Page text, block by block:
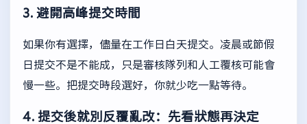
3. 避開高峰提交時間
如果你有選擇，儘量在工作日白天提交。凌晨或節假
日提交不是不能成，只是審核隊列和人工覆核可能會
慢一些。把提交時段選好，你就少吃一點等待。
4. 提交後就別反覆亂改：先看狀態再決定